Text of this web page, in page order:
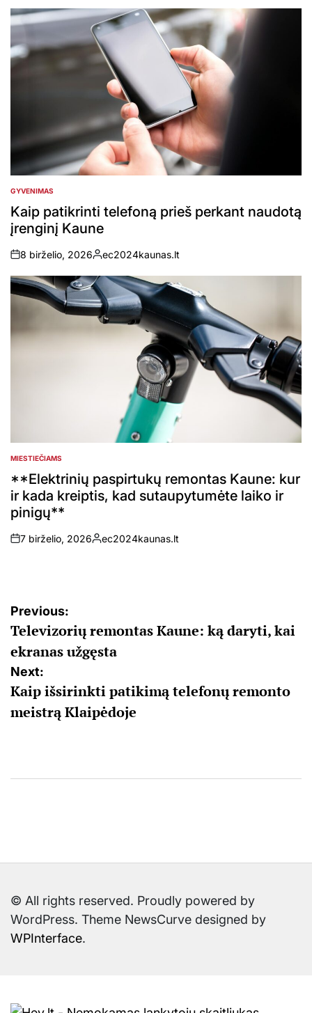
by
POSTED
IN
GYVENIMAS
Kaip patikrinti telefoną prieš perkant naudotą
įrenginį Kaune
on
8 birželio, 2026
Posted
by
ec2024kaunas.lt
POSTED
MIESTIEČIAMS
**Elektrinių paspirtukų remontas Kaune: kur
ir kada kreiptis, kad sutaupytumėte laiko ir
pinigų**
on
7 birželio, 2026
Posted
ec2024kaunas.lt
Navigacija
tarp
įrašų
Previous:
Televizorių remontas Kaune: ką daryti, kai
ekranas užgęsta
Next:
Kaip išsirinkti patikimą telefonų remonto
meistrą Klaipėdoje
© All rights reserved. Proudly powered by
WordPress. Theme NewsCurve designed by
WPInterface.